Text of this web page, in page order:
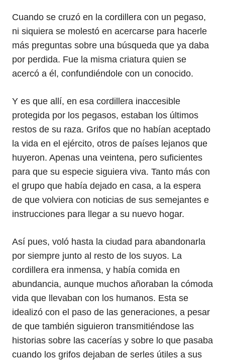
Cuando se cruzó en la cordillera con un pegaso,
ni siquiera se molestó en acercarse para hacerle
más preguntas sobre una búsqueda que ya daba
por perdida. Fue la misma criatura quien se
acercó a él, confundiéndole con un conocido.
Y es que allí, en esa cordillera inaccesible
protegida por los pegasos, estaban los últimos
restos de su raza. Grifos que no habían aceptado
la vida en el ejército, otros de países lejanos que
huyeron. Apenas una veintena, pero suficientes
para que su especie siguiera viva. Tanto más con
el grupo que había dejado en casa, a la espera
de que volviera con noticias de sus semejantes e
instrucciones para llegar a su nuevo hogar.
Así pues, voló hasta la ciudad para abandonarla
por siempre junto al resto de los suyos. La
cordillera era inmensa, y había comida en
abundancia, aunque muchos añoraban la cómoda
vida que llevaban con los humanos. Esta se
idealizó con el paso de las generaciones, a pesar
de que también siguieron transmitiéndose las
historias sobre las cacerías y sobre lo que pasaba
cuando los grifos dejaban de serles útiles a sus